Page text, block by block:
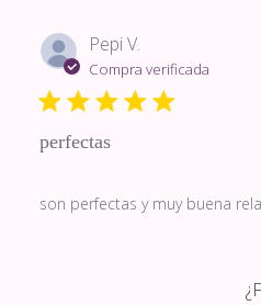
Pepi V.
Compra verificada
perfectas
son perfectas y muy buena